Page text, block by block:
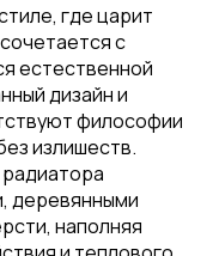
где царит
с
естественной
дизайн и
философии
излишеств.
деревянными
наполняя